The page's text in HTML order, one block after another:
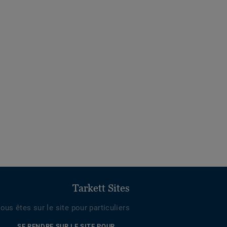
Tarkett Sites
êtes sur le site pour particuliers